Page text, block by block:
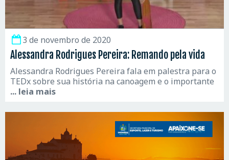
3 de novembro de 2020
Alessandra Rodrigues Pereira: Remando pela vida
Alessandra Rodrigues Pereira fala em palestra para o
TEDx sobre sua história na canoagem e o importante
... leia mais